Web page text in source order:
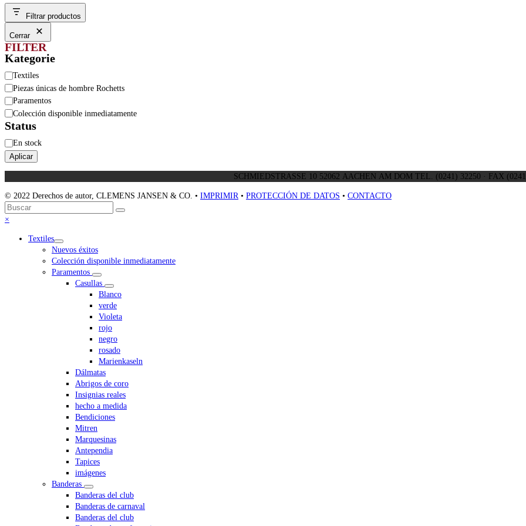
Filtrar productos
Cerrar
FILTER
Kategorie
Categoría
Textiles
Piezas únicas de hombre Rochetts
Paramentos
Colección disponible inmediatamente
Status
Estado
En stock
Aplicar
SCHMIEDSTRASSE 10 52062 AACHEN AM DOM TEL. (0241) 32250 · FAX
© 2022 Derechos de autor, CLEMENS JANSEN & CO. • IMPRIMIR • PROTECCIÓN DE DATOS • CONTACTO
Volver
arriba
Buscar
Enviar
×
menu
Textiles
Nuevos éxitos
Colección disponible inmediatamente
Paramentos
Casullas
Blanco
verde
Violeta
rojo
negro
rosado
Marienkaseln
Dálmatas
Abrigos de coro
Insignias reales
hecho a medida
Bendiciones
Mitren
Marquesinas
Antependia
Tapices
imágenes
Banderas
Banderas del club
Banderas de carnaval
Banderas del club